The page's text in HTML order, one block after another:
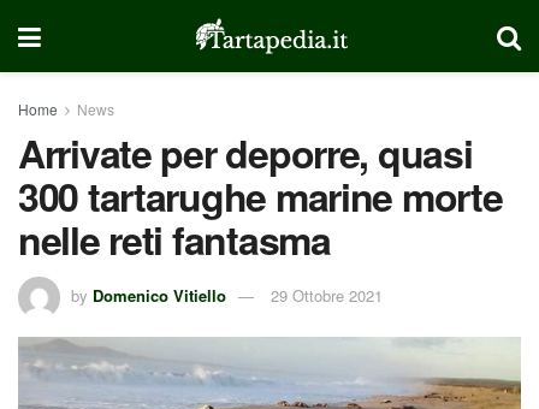
Home News
Arrivate per deporre, quasi
300 tartarughe marine morte
nelle reti fantasma
by Domenico Vitiello 29 Ottobre 2021